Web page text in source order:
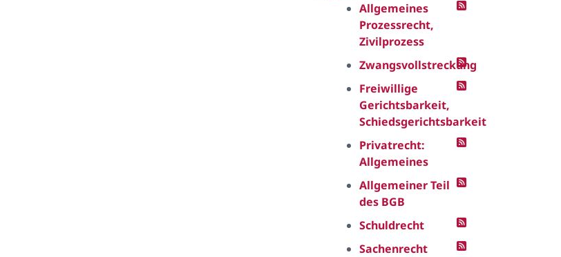
Allgemeines
Prozessrecht,
Zivilprozess
Zwangsvollstreckung
Freiwillige
Gerichtsbarkeit,
Schiedsgerichtsbarkeit
Privatrecht:
Allgemeines
Allgemeiner Teil
des BGB
Schuldrecht
Sachenrecht